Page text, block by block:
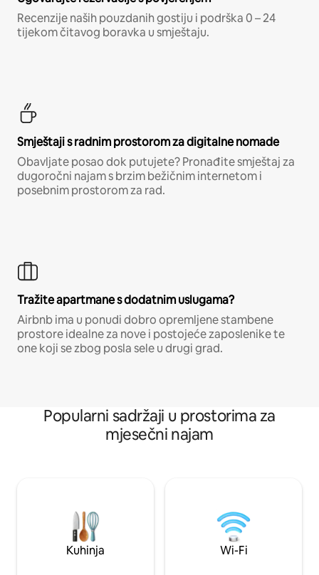
Recenzije naših pouzdanih gostiju i podrška 0 – 24
tijekom čitavog boravka u smještaju.
Smještaji s radnim prostorom za digitalne nomade
Obavljate posao dok putujete? Pronađite smještaj za
dugoročni najam s brzim bežičnim internetom i
posebnim prostorom za rad.
Tražite apartmane s dodatnim uslugama?
Airbnb ima u ponudi dobro opremljene stambene
prostore idealne za nove i postojeće zaposlenike te
one koji se zbog posla sele u drugi grad.
Popularni sadržaji u prostorima za
mjesečni najam
Kuhinja Wi-Fi